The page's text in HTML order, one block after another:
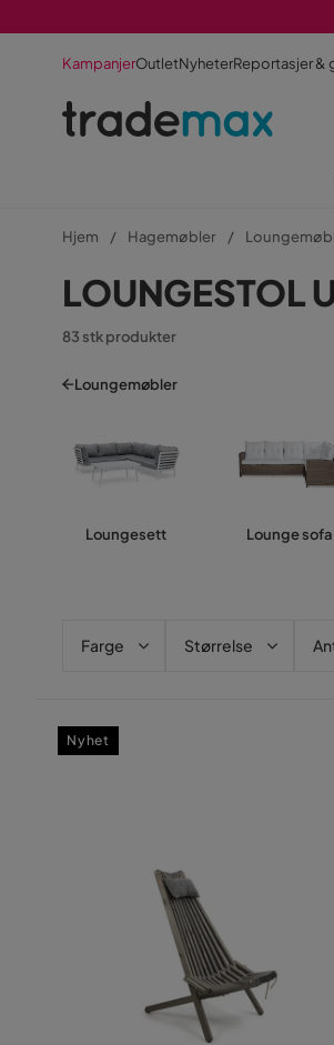
KampanjerOutletNyheterReportasjer &
Hjem Hagemøbler
LOUNGESTOL
83 stk produkter
Loungemøbler
Loungesett Lounge sofa
Farge Størrelse
Nyhet